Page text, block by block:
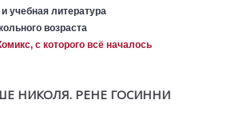
учебная литература
возраста
с которого всё началось
НИКОЛЯ. РЕНЕ ГОСИННИ